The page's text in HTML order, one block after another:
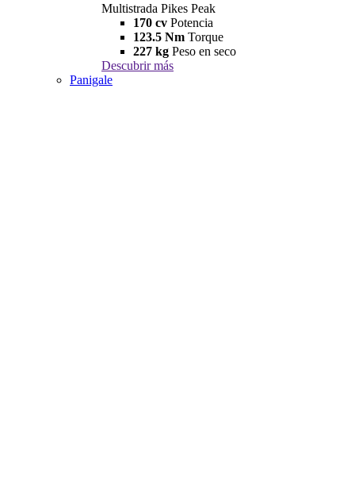
Multistrada Pikes Peak
170 cv Potencia
123.5 Nm Torque
227 kg Peso en seco
Descubrir más
Panigale